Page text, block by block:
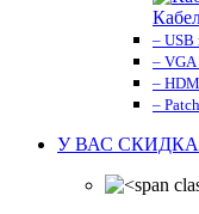
– USB
– VGA
–
–
У ВАС